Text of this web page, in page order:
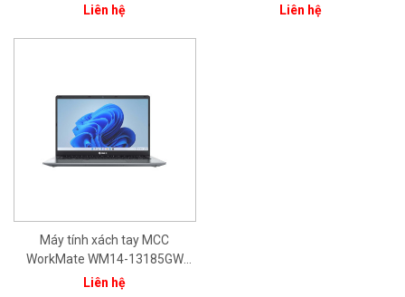
1335U/ 8GB/ 512GB/ 15.6'FHD/
Win11/ 1Yr
Liên hệ
1315U/8GB/512GB/15.6''FHD/In
Liên hệ
Máy tính xách tay MCC
WorkMate WM14-13185GW
CPU Core i3-1315U/ 8GB/
Liên hệ